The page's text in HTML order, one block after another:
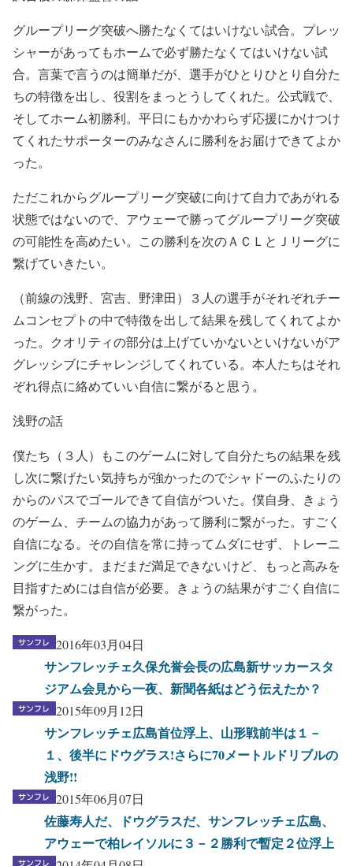
グループリーグ突破へ勝たなくてはいけない試合。プレッ
シャーがあってもホームで必ず勝たなくてはいけない試
合。言葉で言うのは簡単だが、選手がひとりひとり自分た
ちの特徴を出し、役割をまっとうしてくれた。公式戦で、
そしてホーム初勝利。平日にもかかわらず応援にかけつけ
てくれたサポーターのみなさんに勝利をお届けできてよか
った。
ただこれからグループリーグ突破に向けて自力であがれる
状態ではないので、アウェーで勝ってグループリーグ突破
の可能性を高めたい。この勝利を次のＡＣＬとＪリーグに
繋げていきたい。
（前線の浅野、宮吉、野津田）３人の選手がそれぞれチー
ムコンセプトの中で特徴を出して結果を残してくれてよか
った。クオリティの部分は上げていかないといけないがア
グレッシブにチャレンジしてくれている。本人たちはそれ
ぞれ得点に絡めていい自信に繋がると思う。
浅野の話
僕たち（３人）もこのゲームに対して自分たちの結果を残
し次に繋げたい気持ちが強かったのでシャドーのふたりの
からのパスでゴールできて自信がついた。僕自身、きょう
のゲーム、チームの協力があって勝利に繋がった。すごく
自信になる。その自信を常に持ってムダにせず、トレーニ
ングに生かす。まだまだ満足できないけど、もっと高みを
目指すためには自信が必要。きょうの結果がすごく自信に
繋がった。
2016年03月04日
サンフレッチェ久保允誉会長の広島新サッカースタ
ジアム会見から一夜、新聞各紙はどう伝えたか？
2015年09月12日
サンフレッチェ広島首位浮上、山形戦前半は１－
１、後半にドウグラス!さらに70メートルドリブルの
浅野!!
2015年06月07日
佐藤寿人だ、ドウグラスだ、サンフレッチェ広島、
アウェーで柏レイソルに３－２勝利で暫定２位浮上